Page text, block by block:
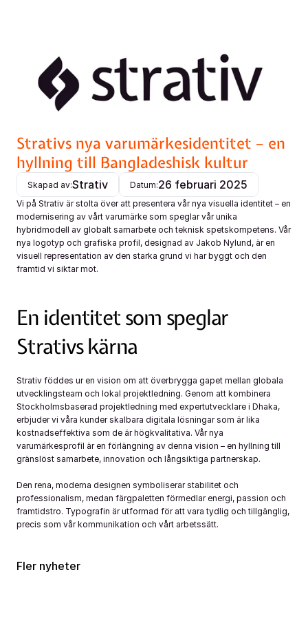
Tjänster
Kundcase
Om oss
Våra arbetsmetoder
Karriar
Select Language
Sv
Strativs nya varumärkesidentitet – en
hyllning till Bangladeshisk kultur
Skapad av:Strativ Datum:26 februari 2025
Vi på Strativ är stolta över att presentera vår nya visuella identitet – en
modernisering av vårt varumärke som speglar vår unika
hybridmodell av globalt samarbete och teknisk spetskompetens. Vår
nya logotyp och grafiska profil, designad av Jakob Nylund, är en
visuell representation av den starka grund vi har byggt och den
framtid vi siktar mot.
En identitet som speglar
Strativs kärna
Strativ föddes ur en vision om att överbrygga gapet mellan globala
utvecklingsteam och lokal projektledning. Genom att kombinera
Stockholmsbaserad projektledning med expertutvecklare i Dhaka,
erbjuder vi våra kunder skalbara digitala lösningar som är lika
kostnadseffektiva som de är högkvalitativa. Vår nya
varumärkesprofil är en förlängning av denna vision – en hyllning till
gränslöst samarbete, innovation och långsiktiga partnerskap.
Den rena, moderna designen symboliserar stabilitet och
professionalism, medan färgpaletten förmedlar energi, passion och
framtidstro. Typografin är utformad för att vara tydlig och tillgänglig,
precis som vår kommunikation och vårt arbetssätt.
Fler nyheter